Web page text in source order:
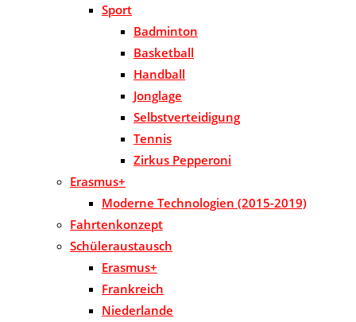
Sport
Badminton
Basketball
Handball
Jonglage
Selbstverteidigung
Tennis
Zirkus Pepperoni
Erasmus+
Moderne Technologien (2015-2019)
Fahrtenkonzept
Schüleraustausch
Erasmus+
Frankreich
Niederlande